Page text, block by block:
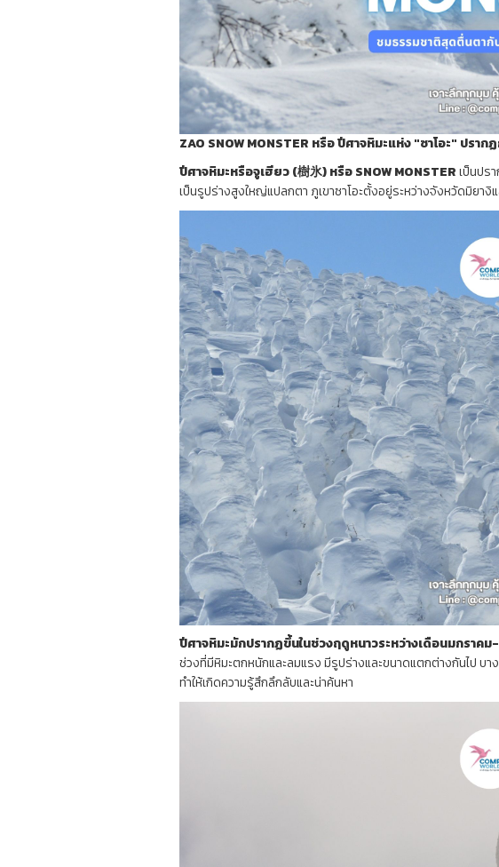
ZAO SNOW MONSTER หรือ ปีศาจหิมะแห่ง "ซาโอะ" ปร
ปีศาจหิมะหรือจูเฮียว (樹氷) หรือ SNOW MONSTERเป็นปร
เป็นรูปร่างสูงใหญ่แปลกตา ภูเขาซาโอะตั้งอยู่ระหว่างจังหวัดมิยา
ปีศาจหิมะมักปรากฏขึ้นในช่วงฤดูหนาวระหว่างเดือนมกราค
ช่วงที่มีหิมะตกหนักและลมแรง มีรูปร่างและขนาดแตกต่างกันไป บ
ทำให้เกิดความรู้สึกลึกลับและน่าค้นหา